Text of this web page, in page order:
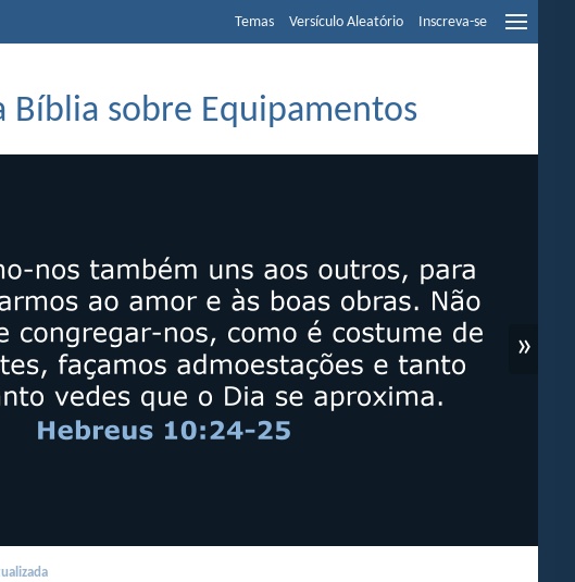
Temas Versículo Aleatório Inscreva-se
Bíblia sobre Equipamentos
»